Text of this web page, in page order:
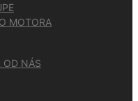
MOTORA
OD NÁS